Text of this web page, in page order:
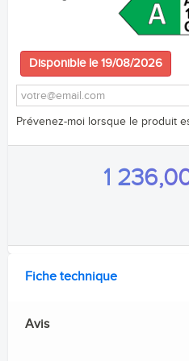
Disponible le 19/08/2026
Prévenez-moi lorsque le produit
1
Fiche technique
Avis